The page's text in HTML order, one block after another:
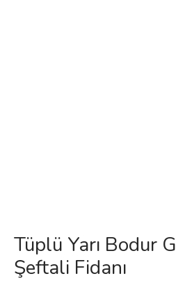
Tüplü Yarı Bodur
Şeftali Fidanı